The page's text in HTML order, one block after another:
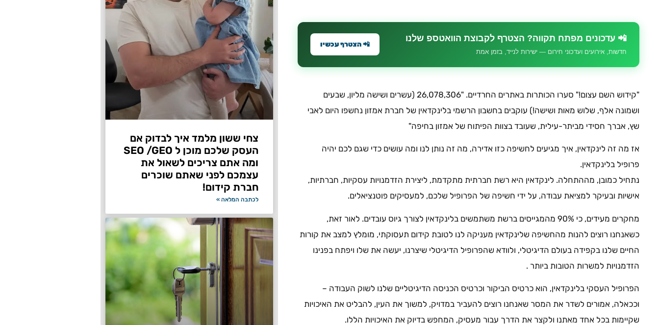
📲 עדכונים מפתח תקווה? הצטרף לקבוצת הוואטספ שלנו
חדשות, אירועים ועדכוני חירום — ישירות לנייד, בזמן אמת
📲 הצטרף עכשיו
"קידוש השם עצום!" סערו הכותרות באתרים החרדיים. "26,078,306 (עשרים ושישה מליון, שבעים
ושמונה אלף, שלוש מאות ושישה!) עוקבים בחשבון הרשמי בלינקדאין של חברת אמזון נחשפו היום לאבי
שץ, אברך חסידי מביתר-עילית, שעובד בצוות הפיתוח של אמזון בחיפה"
אז מה זה לינקדאין, איך מגיעים לחשיפה כזו אדירה, מה זה נותן לנו ומה עושים כדי שגם לכם יהיה
פרופיל בלינקדאין.
נתחיל כמובן, מההתחלה. לינקדאין היא רשת חברתית מתקדמת, ליצירת הזדמנויות עסקיות, חברתיות,
אישיות ובעיקר למציאת עבודה, על ידי חשיפה של הפרופיל שלכם, למעסיקים פוטנציאלים.
מחקרים מעידים, כי 90% מהמגייסים ברשת משתמשים בלינקדאין לצורך גיוס עובדים. לאור זאת,
כשאנחנו רוצים להנות מהחשיפה שלינקדאין מעניקה לנו לטובת קידום תעסוקתי, מומלץ למצב את קורות
החיים שלנו בקפידה בעולם הדיגיטלי, ולוודא שהפרופיל הדיגיטלי שיצרנו, יעשה את שלו ויפתח בפנינו
הזדמנויות למשרות הטובות ביותר .
הפרופיל העסקי בלינקדאין, הוא כרטיס הביקור וכרטיס הכניסה הדיגיטליים שלנו לשוק העבודה –
וככאלה, אמורים לשדר את המסר שאנחנו רוצים להעביר במדויק, למשוך את העין, להבליט את האיכויות
שקיימות בכל אחד מאתנו ולקצר את הדרך עבור מעסיק, המחפש בדיוק את האיכויות הללו.
צחי ששון מלמד איך לבדוק אם
העסק שלכם מוכן ל SEO /GEO
ומה אתם צריכים לשאול את
עצמכם לפני שאתם שוכרים
חברת קידום!
לכתבה המלאה »